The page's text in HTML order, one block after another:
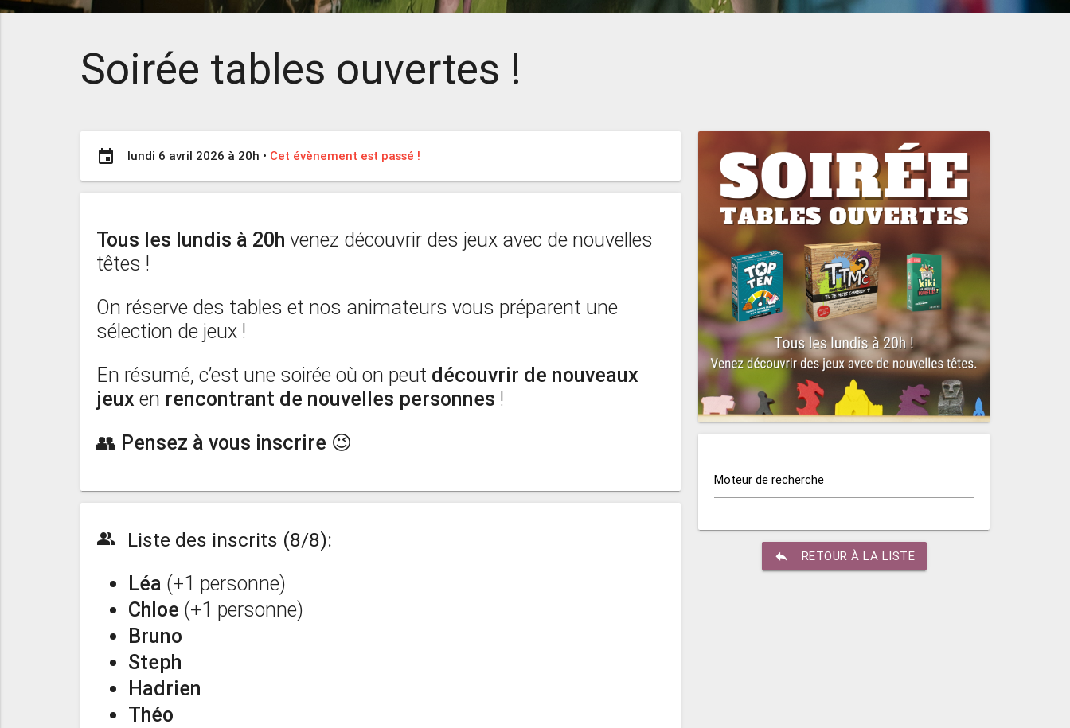
Soirée tables ouvertes !
event lundi 6 avril 2026 à 20h • Cet évènement est passé !
Tous les lundis à 20h venez découvrir des jeux avec de nouvelles
têtes !
On réserve des tables et nos animateurs vous préparent une
sélection de jeux !
En résumé, c’est une soirée où on peut découvrir de nouveaux
jeux en rencontrant de nouvelles personnes !
👥 Pensez à vous inscrire 😉
people_alt
Liste des inscrits (8/8):
Léa (+1 personne)
Chloe (+1 personne)
Bruno
Steph
Hadrien
Théo
Moteur de recherche
reply RETOUR À LA LISTE